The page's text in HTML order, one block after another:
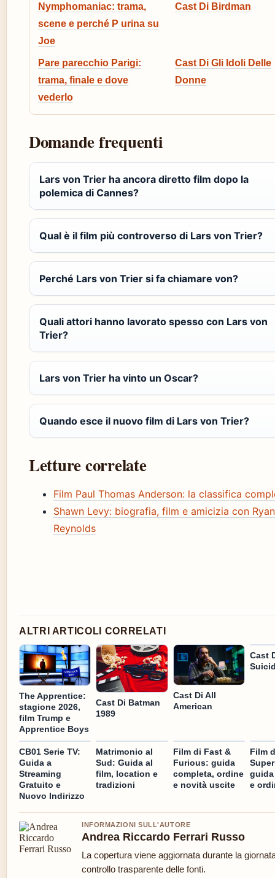
Nymphomaniac: trama,
scene e perché P urina su
Joe
Cast Di Birdman
Pare parecchio Parigi:
trama, finale e dove
vederlo
Cast Di Gli Idoli Delle
Donne
Domande frequenti
Lars von Trier ha ancora diretto film dopo la
polemica di Cannes?
Qual è il film più controverso di Lars von Trier?
Perché Lars von Trier si fa chiamare von?
Quali attori hanno lavorato spesso con Lars von
Trier?
Lars von Trier ha vinto un Oscar?
Quando esce il nuovo film di Lars von Trier?
Letture correlate
Film Paul Thomas Anderson: la classifica
Shawn Levy: biografia, film e amicizia con Ryan
Reynolds
ALTRI ARTICOLI CORRELATI
The Apprentice:
stagione 2026,
film Trump e
Apprentice Boys
Cast Di Batman
1989
Cast Di All
American
Cast
CB01 Serie TV:
Guida a
Streaming
Gratuito e
Nuovo Indirizzo
Matrimonio al
Sud: Guida al
film, location e
tradizioni
Film di Fast &
Furious: guida
completa, ordine
e novità uscite
Film
e
INFORMAZIONI SULL'AUTORE
Andrea Riccardo Ferrari Russo
La copertura viene aggiornata durante la
controllo trasparente delle fonti.